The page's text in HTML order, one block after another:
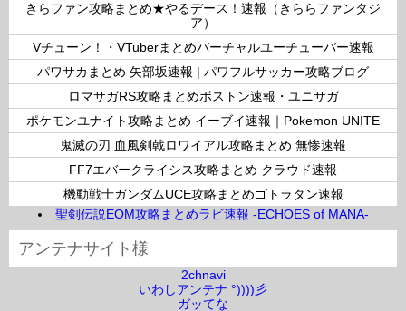
きらファン攻略まとめ★やるデース！速報（きららファンタジ
ア）
Vチューン！・VTuberまとめバーチャルユーチューバー速報
パワサカまとめ 矢部坂速報 | パワフルサッカー攻略ブログ
ロマサガRS攻略まとめボストン速報・ユニサガ
ポケモンユナイト攻略まとめ イーブイ速報｜Pokemon UNITE
鬼滅の刃 血風剣戟ロワイアル攻略まとめ 無惨速報
FF7エバークライシス攻略まとめ クラウド速報
機動戦士ガンダムUCE攻略まとめゴトラタン速報
聖剣伝説EOM攻略まとめラビ速報 -ECHOES of MANA-
アンテナサイト様
2chnavi
いわしアンテナ °))))彡
ガッてな